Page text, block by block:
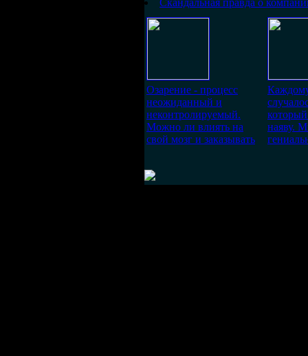
Скандальная правда о
Озарение - процесс
неожиданный и
неконтролируемый.
Можно ли влиять на
свой мозг и заказывать
наяву.